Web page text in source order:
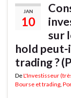
JAN
10
sur
hold peut-
trading ?
DeL'Investisseur
Bourse et trading